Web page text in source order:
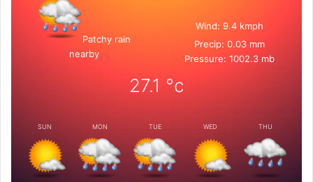
Patchy rain
nearby
Wind: 9.4 kmph
Precip: 0.03 mm
Pressure: 1002.3 mb
27.1 °c
SUN MON TUE WED THU